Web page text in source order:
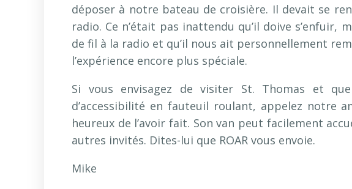
déposer à notre bateau de croisière. Il devait se
radio. Ce n’était pas inattendu qu’il doive s’enfuir,
de fil à la radio et qu’il nous ait personnellement
l’expérience encore plus spéciale.
Si vous envisagez de visiter St. Thomas et
d’accessibilité en fauteuil roulant, appelez notre
heureux de l’avoir fait. Son van peut facilement
autres invités. Dites-lui que ROAR vous envoie.
Mike